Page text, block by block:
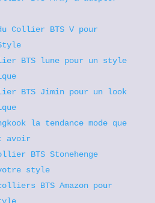
Collier BTS V pour
BTS lune pour un style
BTS Jimin pour un look
la tendance mode que
avoir
BTS Stonehenge
style
BTS Amazon pour